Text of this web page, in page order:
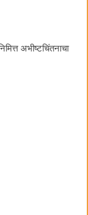
अभीष्टचिंतनाचा